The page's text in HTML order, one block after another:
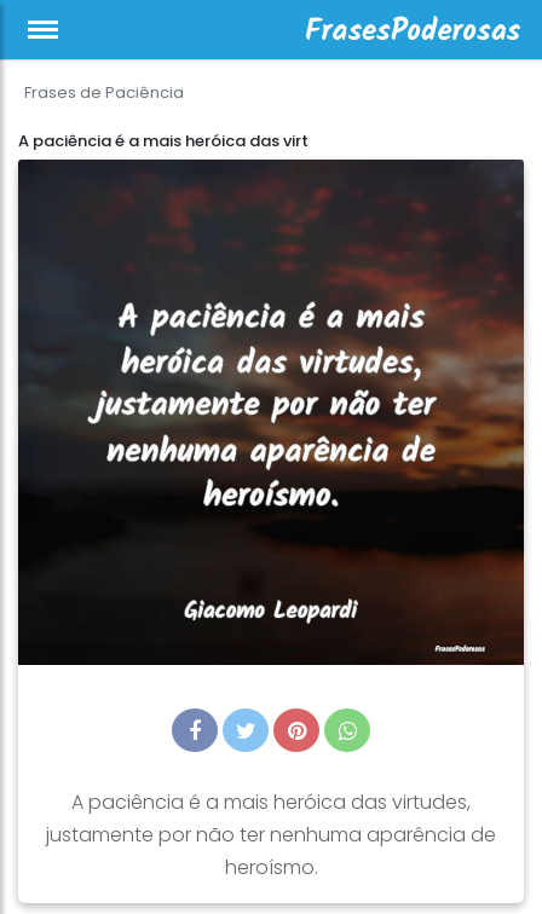
Frases de Paciência
A paciência é a mais heróica das virt
A paciência é a mais heróica das virtudes,
justamente por não ter nenhuma aparência de
heroísmo.